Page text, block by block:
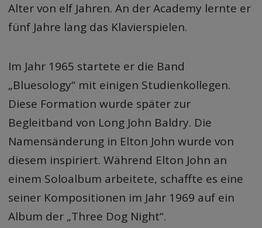
Alter von elf Jahren. An der Academy lernte er
fünf Jahre lang das Klavierspielen.
Im Jahr 1965 startete er die Band
„Bluesology“ mit einigen Studienkollegen.
Diese Formation wurde später zur
Begleitband von Long John Baldry. Die
Namensänderung in Elton John wurde von
diesem inspiriert. Während Elton John an
einem Soloalbum arbeitete, schaffte es eine
seiner Kompositionen im Jahr 1969 auf ein
Album der „Three Dog Night“.